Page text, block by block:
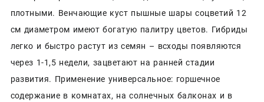
плотными. Венчающие куст пышные шары соцветий 12
см диаметром имеют богатую палитру цветов. Гибриды
легко и быстро растут из семян – всходы появляются
через 1-1,5 недели, зацветают на ранней стадии
развития. Применение универсальное: горшечное
содержание в комнатах, на солнечных балконах и в